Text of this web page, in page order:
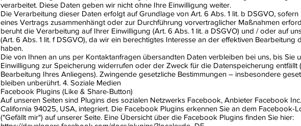
verarbeitet. Diese Daten geben wir nicht ohne Ihre Einwilligung weiter.
Die Verarbeitung dieser Daten erfolgt auf Grundlage von Art. 6 Abs. 1 lit. b DSGVO,
eines Vertrags zusammenhängt oder zur Durchführung vorvertraglicher Maßnahmen
beruht die Verarbeitung auf Ihrer Einwilligung (Art. 6 Abs. 1 lit. a DSGVO) und / oder auf
(Art. 6 Abs. 1 lit. f DSGVO), da wir ein berechtigtes Interesse an der effektiven Bearbeitung
haben.
Die von Ihnen an uns per Kontaktanfragen übersandten Daten verbleiben bei uns, bis Sie
Einwilligung zur Speicherung widerrufen oder der Zweck für die Datenspeicherung entfällt
Bearbeitung Ihres Anliegens). Zwingende gesetzliche Bestimmungen – insbesondere
bleiben unberührt. 4. Soziale Medien
Facebook Plugins (Like & Share-Button)
Auf unseren Seiten sind Plugins des sozialen Netzwerks Facebook, Anbieter Facebook
California 94025, USA, integriert. Die Facebook Plugins erkennen Sie an dem Facebook-
("Gefällt mir") auf unserer Seite. Eine Übersicht über die Facebook Plugins finden Sie hier: